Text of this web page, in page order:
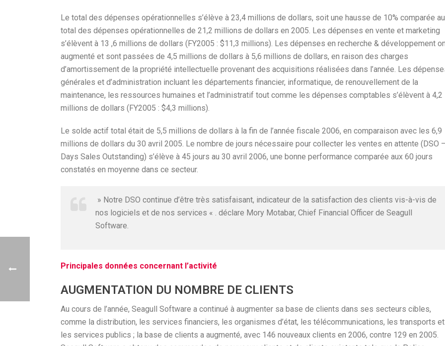
Le total des dépenses opérationnelles s’élève à 23,4 millions de dollars, soit une hausse de 10% comparée au
total des dépenses opérationnelles de 21,2 millions de dollars en 2005. Les dépenses en vente et marketing
s’élèvent à 13 ,6 millions de dollars (FY2005 : $11,3 millions). Les dépenses en recherche & développement
augmenté et sont passées de 4,5 millions de dollars à 5,6 millions de dollars, en raison des charges
d’amortissement de la propriété intellectuelle provenant des acquisitions réalisées dans l’année. Les
générales et d’administration incluant les départements financier, informatique, de renouvellement de la
maintenance, les ressources humaines et l’administratif tout comme les dépenses comptables s’élèvent à 4,2
millions de dollars (FY2005 : $4,3 millions).
Le solde actif total était de 5,5 millions de dollars à la fin de l’année fiscale 2006, en comparaison avec les 6,9
millions de dollars du 30 avril 2005. Le nombre de jours nécessaire pour collecter les ventes en attente (DSO
Days Sales Outstanding) s’élève à 45 jours au 30 avril 2006, une bonne performance comparée aux 60 jours
constatés en moyenne dans ce secteur.
» Notre DSO continue d’être très satisfaisant, indicateur de la satisfaction des clients vis-à-vis de
nos logiciels et de nos services « . déclare Mory Motabar, Chief Financial Officer de Seagull
Software.
Principales données concernant l’activité
AUGMENTATION DU NOMBRE DE CLIENTS
Au cours de l’année, Seagull Software a continué à augmenter sa base de clients dans ses secteurs cibles,
comme la distribution, les services financiers, les organismes d’état, les télécommunications, les transports et
les services publics ; la base de clients a augmenté, avec 146 nouveaux clients en 2006, contre 129 en 2005.